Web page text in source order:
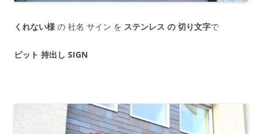
くれない様 の 社名 サイン を ステンレス の 切り文字で
ピット 持出し SIGN